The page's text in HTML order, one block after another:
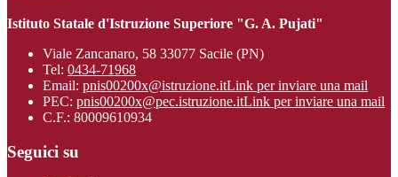
Istituto Statale d'Istruzione Superiore "G. A. Pujati"
Viale Zancanaro, 58 33077 Sacile (PN)
Tel: 0434-71968
Email: pnis00200x@istruzione.itLink per inviare una mail
PEC: pnis00200x@pec.istruzione.itLink per inviare una mail
C.F.: 80009610934
Seguici su